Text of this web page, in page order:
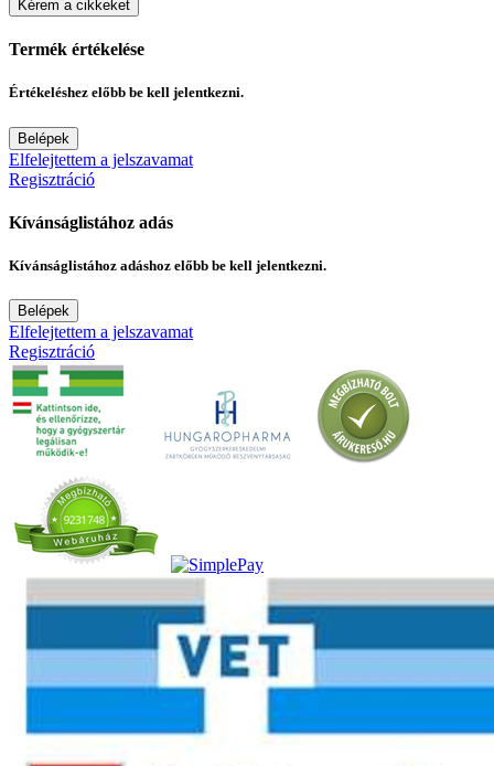
Kérem a cikkeket
Termék értékelése
Értékeléshez előbb be kell jelentkezni.
Belépek
Elfelejtettem a jelszavamat
Regisztráció
Kívánságlistához adás
Kívánságlistához adáshoz előbb be kell jelentkezni.
Belépek
Elfelejtettem a jelszavamat
Regisztráció